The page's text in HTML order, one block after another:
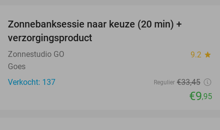
Zonnebanksessie naar keuze (20 min) +
verzorgingsproduct
Zonnestudio GO 9.2 star
Goes
Verkocht: 137
Regulier €33,45
€9,95